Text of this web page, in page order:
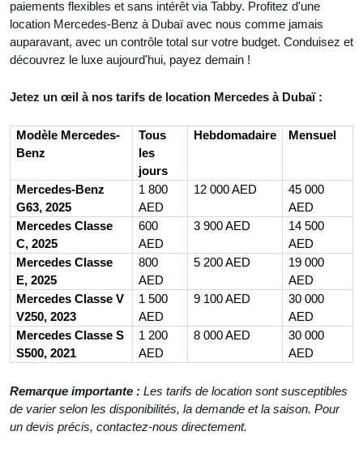
paiements flexibles et sans intérêt via Tabby. Profitez d'une
location Mercedes-Benz à Dubaï avec nous comme jamais
auparavant, avec un contrôle total sur votre budget. Conduisez et
découvrez le luxe aujourd'hui, payez demain !
Jetez un œil à nos tarifs de location Mercedes à Dubaï :
Modèle Mercedes-
Benz
Tous
les
jours
Hebdomadaire Mensuel
Mercedes-Benz
G63, 2025
1 800
AED
12 000 AED
45 000
AED
Mercedes Classe
C, 2025
600
AED
3 900 AED
14 500
AED
Mercedes Classe
E, 2025
800
AED
5 200 AED
19 000
AED
Mercedes Classe V
V250, 2023
1 500
AED
9 100 AED
30 000
AED
Mercedes Classe S
S500, 2021
1 200
AED
8 000 AED
30 000
AED
Remarque importante : Les tarifs de location sont susceptibles
de varier selon les disponibilités, la demande et la saison. Pour
un devis précis, contactez-nous directement.